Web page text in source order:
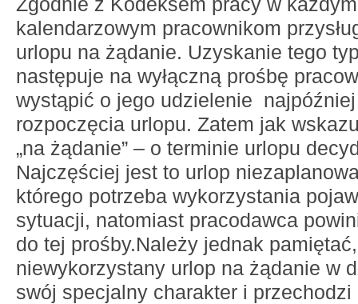
kalendarzowym pracownikom
urlopu na żądanie. Uzyskanie tego
następuje na wyłączną prośbę
wystąpić o jego udzielenie
rozpoczęcia urlopu. Zatem jak
„na żądanie” – o terminie urlopu
Najczęściej jest to urlop
którego potrzeba wykorzystania
sytuacji, natomiast pracodawca
do tej prośby.Należy jednak
niewykorzystany urlop na żądanie w
swój specjalny charakter i